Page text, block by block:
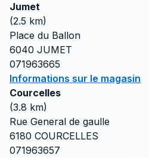
Jumet
(2.5 km)
Place du Ballon
6040 JUMET
071963665
Informations sur le magasin
Courcelles
(3.8 km)
Rue General de gaulle
6180 COURCELLES
071963657